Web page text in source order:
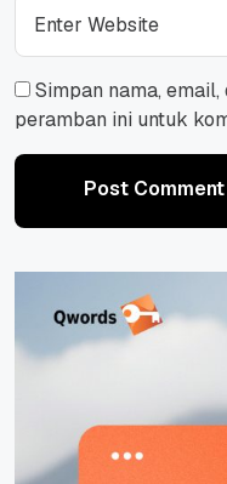
Simpan nama,
peramban ini untuk
Post Comment